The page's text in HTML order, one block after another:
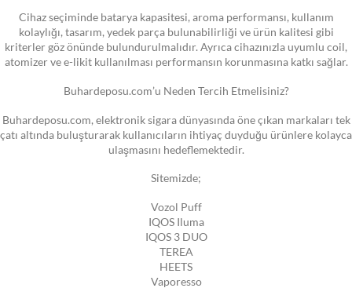
Cihaz seçiminde batarya kapasitesi, aroma performansı, kullanım
kolaylığı, tasarım, yedek parça bulunabilirliği ve ürün kalitesi gibi
kriterler göz önünde bulundurulmalıdır. Ayrıca cihazınızla uyumlu coil,
atomizer ve e-likit kullanılması performansın korunmasına katkı sağlar.
Buhardeposu.com’u Neden Tercih Etmelisiniz?
Buhardeposu.com, elektronik sigara dünyasında öne çıkan markaları tek
çatı altında buluşturarak kullanıcıların ihtiyaç duyduğu ürünlere kolayca
ulaşmasını hedeflemektedir.
Sitemizde;
Vozol Puff
IQOS Iluma
IQOS 3 DUO
TEREA
HEETS
Vaporesso